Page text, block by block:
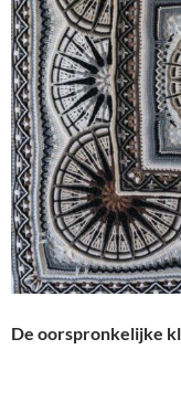
De oorspronkelijke